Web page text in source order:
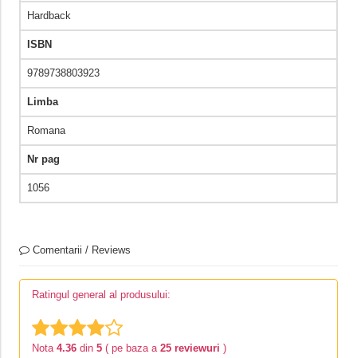
Hardback
ISBN
9789738803923
Limba
Romana
Nr pag
1056
Comentarii / Reviews
Ratingul general al produsului:
Nota 4.36din 5( pe baza a 25 reviewuri )